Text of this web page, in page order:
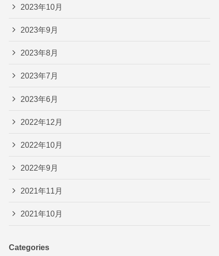
2023年10月
2023年9月
2023年8月
2023年7月
2023年6月
2022年12月
2022年10月
2022年9月
2021年11月
2021年10月
Categories